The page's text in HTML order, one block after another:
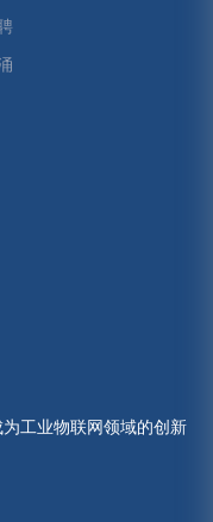
工业物联网领域的创新